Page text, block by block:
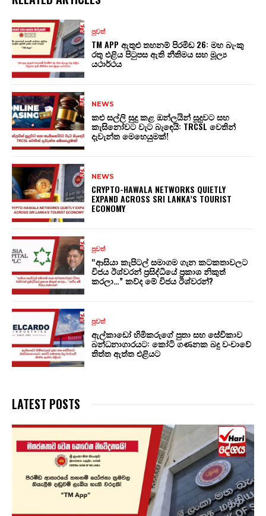
පුවත්
TM APP ඇතුළු තහනම් පිරමිඩ 26: මහ බැංකු
රතු එළිය පිටුපස ඇති නීතිමය සහ මූල්‍ය
යථාර්ථය
NEWS
කළු සල්ලි සුදු කළ ඔන්ලයින් සූදුවට සහ
කැසිනෝවට වැට බැඳෙයි: TRCSL වෙතින්
දැවැන්ත මෙහෙයුමක්!
NEWS
CRYPTO-HAWALA NETWORKS QUIETLY
EXPAND ACROSS SRI LANKA’S TOURIST
ECONOMY
පුවත්
“ආසියා කැපිටල් සමාගම ගැන කටකතාවලට
විජය ඊශ්වරන් ප්‍රසිද්ධියේ ප්‍රකාශ නිකුත්
කරලා…” කව්ද මේ විජය ඊශ්වරන්?
පුවත්
ඇල්කාඩෝ හිමිකරුගේ පුතා සහ සේවිකාව
බන්ධනාගාරයට: කෝටි ගණනක බදු වංචාවේ
තිත්ත ඇත්ත එළියට
LATEST POSTS